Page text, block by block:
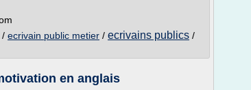
/ ecrivain public metier / ecrivains publics /
en anglais